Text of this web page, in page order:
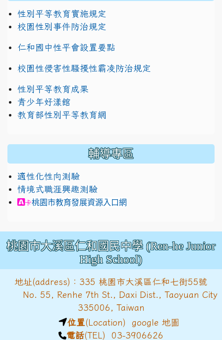
性別平等教育實施規定
校園性別事件防治規定
仁和國中性平會設置要點
校園性侵害性騷擾性霸凌防治規定
性別平等教育成果
青少年好漾館
教育部性別平等教育網
輔導專區
適性化性向測驗
情境式職涯興趣測驗
link to https://exam.career.ntnu.edu.tw/cit/
卡桃園市教育發展資源入口網
桃園市大溪區仁和國民中學 (Ren-he Junior
High School)
地址(address)：335 桃園市大溪區仁和七街55號
No. 55, Renhe 7th St., Daxi Dist., Taoyuan City
335006, Taiwan
位置(Location) google 地圖
電話(TEL) 03-3906626